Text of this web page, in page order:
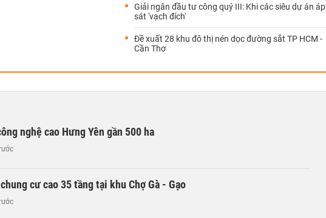
Giải ngân đầu tư công quý III: Khi các siêu dự án áp
sát 'vạch đích'
Đề xuất 28 khu đô thị nén dọc đường sắt TP HCM -
Cần Thơ
nghệ cao Hưng Yên gần 500 ha
cư cao 35 tầng tại khu Chợ Gà - Gạo